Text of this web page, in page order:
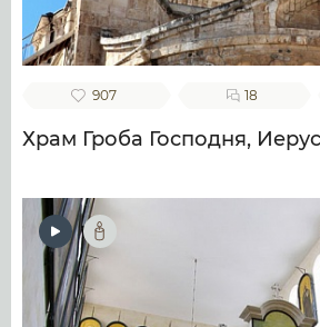
907 18
Храм Гроба Господня,